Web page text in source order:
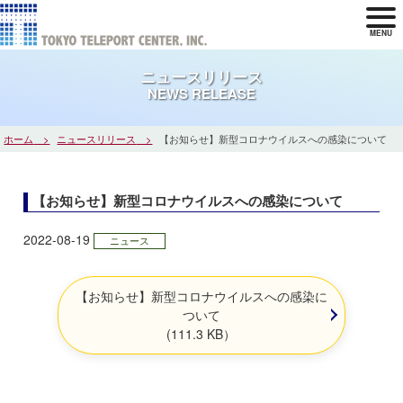
MENU
ニュースリリース
NEWS RELEASE
ホーム ニュースリリース 【お知らせ】新型コロナウイルスへの感染について
【お知らせ】新型コロナウイルスへの感染について
2022-08-19 ニュース
【お知らせ】新型コロナウイルスへの感染に
ついて
(111.3 KB）